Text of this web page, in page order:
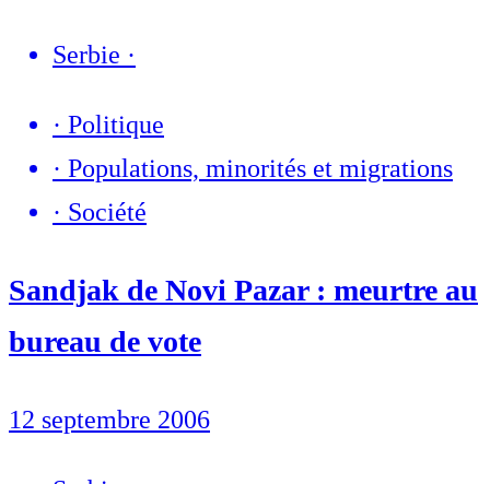
Serbie ·
· Politique
· Populations, minorités et migrations
· Société
Sandjak de Novi Pazar : meurtre au
bureau de vote
12 septembre 2006